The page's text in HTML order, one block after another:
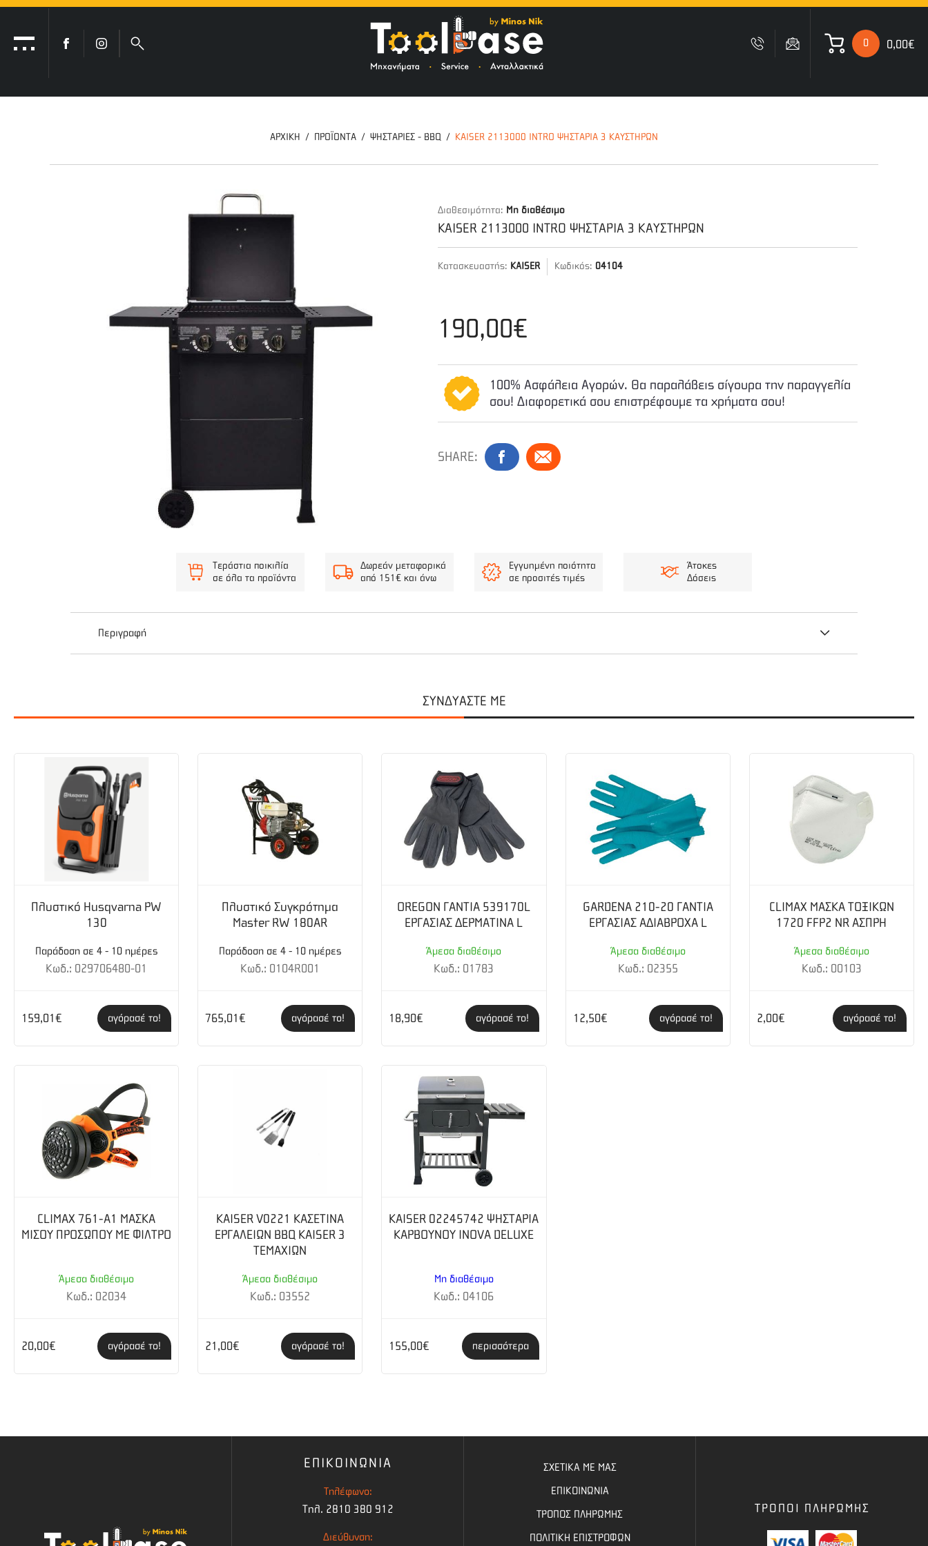
0 0,00€
ΑΡΧΙΚΗ ΠΡΟΪΟΝΤΑ ΨΗΣΤΑΡΙΕΣ - BBQ KAISER 2113000 INTRO ΨΗΣΤΑΡΙΑ 3 ΚΑΥΣΤΗΡΩΝ
Διαθεσιμότητα: Μη διαθέσιμο
KAISER 2113000 INTRO ΨΗΣΤΑΡΙΑ 3 ΚΑΥΣΤΗΡΩΝ
Κατασκευαστής: KAISER Κωδικός: 04104
190,00€
100% Ασφάλεια Αγορών. Θα παραλάβεις σίγουρα την παραγγελία
σου! Διαφορετικά σου επιστρέφουμε τα χρήματα σου!
SHARE:
Τεράστια ποικιλία
σε όλα τα προϊόντα
Δωρεάν μεταφορικά
από 151€ και άνω
Εγγυημένη ποιότητα
σε προσιτές τιμές
Άτοκες
Δόσεις
Περιγραφή
H Ψησταριά Υγραερίου 3 Καυστήρων Gas Bbq Intro GB-P300 αποτελεί εξαίσια επιλογή για εσάς που θέλετε να ψήνετε υγιεινά, εύκολα και απλά κρεατικά, λαχανικά
και ψάρια σε μία ψησταριά. Διαθέτει τρεις ανεξάρτητους ρυθμιζόμενους καυστήρες από ανοξείδωτο ατσάλι, ώστε να μπορείτε να ρυθμίσετε τη θερμοκρασία του
πτυσσόμενα ράφια και πρακτικές λαβές που την καθιστούν ακόμα πιο εργονομική. Διαθέτει γαλβανισμένο συλλέκτη λίπους, ώστε να ψήνετε άφοβα στον κήπο ή στο
μπαλκόνι σας χωρίς να ανησυχείτε για λεκέδες κ.α.Το προϊόν παραδίδεται αμοντάριστο. Δεν περιλαμβάνεται ο ρυθμιστής πίεσης υγραερίου, μπορείτε να τον κάνετε
δικό σας με ένα κλικ εδώ.
Τεχνικά Χαρακτηριστικά:
Ισχύς: 3x2,7 kW
Επισμαλτωμένη σχάρα 49x39 cm
Πτυσσόμενα πλαϊνά ράφια
Ηλεκτρονική ανάφλεξη
Διακόπτες από ABS
Γαλβανισμένος συλλέκτης λίπους
Διαστάσεις (ΠxΒxΥ): 107x50x102 cm
Προϊόν πιστοποιημένο για επαφή με τρόφιμα
ΣΥΝΔΥΑΣΤΕ ΜΕ
Πλυστικό Husqvarna PW
130
Παράδοση σε 4 - 10 ημέρες
Κωδ.: 029706480-01
159,01€ αγόρασέ το!
Πλυστικό Συγκρότημα
Master RW 180AR
Παράδοση σε 4 - 10 ημέρες
Κωδ.: 0104R001
765,01€ αγόρασέ το!
OREGON ΓΑΝΤΙΑ 539170L
ΕΡΓΑΣΙΑΣ ΔΕΡΜΑΤΙΝΑ L
Άμεσα διαθέσιμο
Κωδ.: 01783
18,90€ αγόρασέ το!
GARDENA 210-20 ΓΑΝΤΙΑ
ΕΡΓΑΣΙΑΣ ΑΔΙΑΒΡΟΧΑ L
Άμεσα διαθέσιμο
Κωδ.: 02355
12,50€ αγόρασέ το!
CLIMAX ΜΑΣΚΑ ΤΟΞΙΚΩΝ
1720 FFP2 NR ΑΣΠΡΗ
Άμεσα διαθέσιμο
Κωδ.: 00103
2,00€ αγόρασέ το!
CLIMAX 761-A1 ΜΑΣΚΑ
ΜΙΣΟΥ ΠΡΟΣΩΠΟΥ ΜΕ ΦΙΛΤΡΟ
Άμεσα διαθέσιμο
Κωδ.: 02034
20,00€ αγόρασέ το!
KAISER V0221 ΚΑΣΕΤΙΝΑ
ΕΡΓΑΛΕΙΩΝ BBQ KAISER 3
ΤΕΜΑΧΙΩΝ
Άμεσα διαθέσιμο
Κωδ.: 03552
21,00€ αγόρασέ το!
KAISER 02245742 ΨΗΣΤΑΡΙΑ
ΚΑΡΒΟΥΝΟΥ INOVA DELUXE
Μη διαθέσιμο
Κωδ.: 04106
155,00€ περισσότερα
ΕΠΙΚΟΙΝΩΝΙΑ
Τηλέφωνο:
Τηλ. 2810 380 912
Διεύθυνση:
ΣΧΕΤΙΚΑ ΜΕ ΜΑΣ
ΕΠΙΚΟΙΝΩΝΙΑ
ΤΡΟΠΟΣ ΠΛΗΡΩΜΗΣ
ΠΟΛΙΤΙΚΗ ΕΠΙΣΤΡΟΦΩΝ
ΤΡΟΠΟΙ ΠΛΗΡΩΜΗΣ